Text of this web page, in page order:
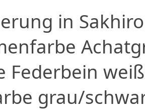
in
Federbein
grau/